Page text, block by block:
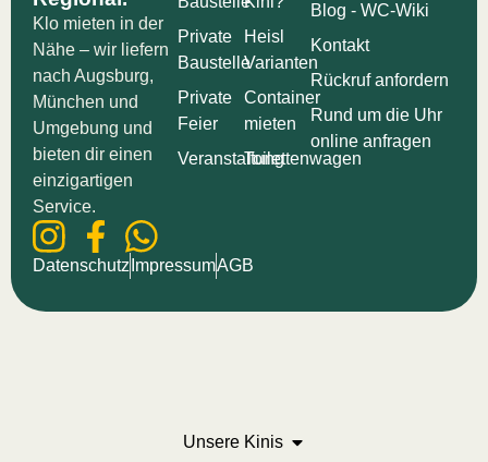
Klo mieten in der
Nähe​ – wir liefern
nach Augsburg,
München und
Umgebung und
bieten dir einen
einzigartigen
Service.
Private
Baustelle
Private
Feier
Veranstaltung
Heisl
Varianten
Container
mieten
Toilettenwagen
Blog - WC-Wiki
Kontakt
Rückruf anfordern
Rund um die Uhr
online anfragen
Datenschutz ImpressumAGB
Unsere Kinis